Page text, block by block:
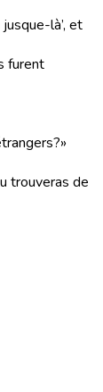
là’, et
furent
trouveras de